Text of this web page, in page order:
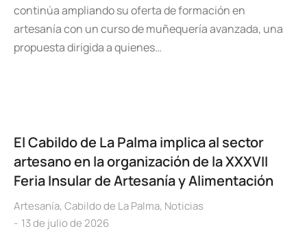
continúa ampliando su oferta de formación en
artesanía con un curso de muñequería avanzada, una
propuesta dirigida a quienes…
El Cabildo de La Palma implica al sector
artesano en la organización de la XXXVII
Feria Insular de Artesanía y Alimentación
Artesanía, Cabildo de La Palma, Noticias
13 de julio de 2026